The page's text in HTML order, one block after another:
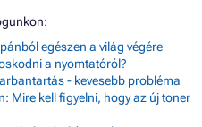
egészen a világ végére
a nyomtatóról?
- kevesebb probléma
Mire kell figyelni, hogy az új toner